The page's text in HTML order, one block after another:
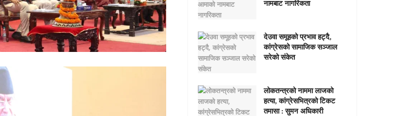
नामबाट नागरिकता
देउवा समूहको प्रभाव हट्दै,
कांग्रेसको सामाजिक सञ्जाल
सरेको संकेत
लोकतन्त्रको नाममा लाजको
हत्या, कांग्रेसभित्रको टिकट
तमासा : सुमन अधिकारी